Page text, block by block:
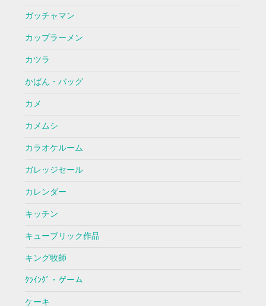
ガッチャマン
カップラーメン
カツラ
かばん・バッグ
カメ
カメムシ
カラオケルーム
ガレッジセール
カレンダー
キッチン
キューブリック作品
キング牧師
ｸﾗｲﾝｸﾞ・ゲーム
ケーキ